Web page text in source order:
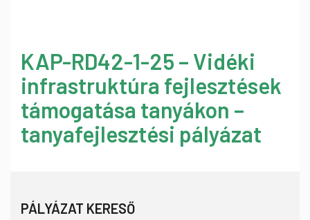
KAP-RD42-1-25 – Vidéki
infrastruktúra fejlesztések
támogatása tanyákon –
tanyafejlesztési pályázat
PÁLYÁZAT KERESŐ